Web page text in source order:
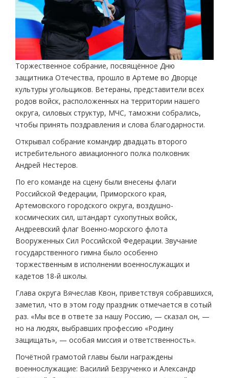
Торжественное собрание, посвящённое Дню
защитника Отечества, прошло в Артеме во Дворце
культуры угольщиков. Ветераны, представители всех
родов войск, расположенных на территории нашего
округа, силовых структур, МЧС, таможни собрались,
чтобы принять поздравления и слова благодарности.
Открывал собрание командир двадцать второго
истребительного авиационного полка полковник
Андрей Нестеров.
По его команде на сцену были внесены флаги
Российской Федерации, Приморского края,
Артемовского городского округа, воздушно-
космических сил, штандарт сухопутных войск,
Андреевский флаг Военно-морского флота
Вооруженных Сил Российской Федерации. Звучание
государственного гимна было особенно
торжественным в исполнении военнослужащих и
кадетов 18-й школы.
Глава округа Вячеслав Квон, приветствуя собравшихся,
заметил, что в этом году праздник отмечается в сотый
раз. «Мы все в ответе за нашу Россию, — сказал он, —
но на людях, выбравших профессию «Родину
защищать», — особая миссия и ответственность».
Почётной грамотой главы были награждены
военнослужащие: Василий Безрученко и Александр